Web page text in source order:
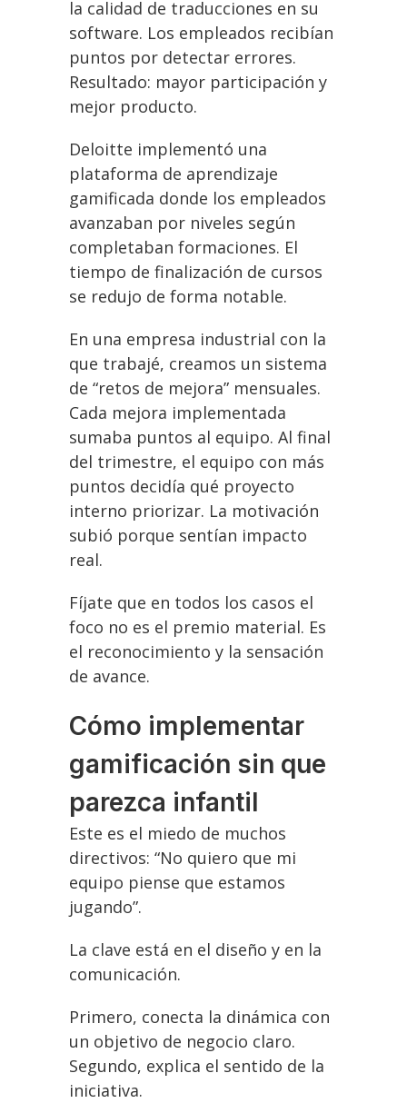
la calidad de traducciones en su
software. Los empleados recibían
puntos por detectar errores.
Resultado: mayor participación y
mejor producto.
Deloitte implementó una
plataforma de aprendizaje
gamificada donde los empleados
avanzaban por niveles según
completaban formaciones. El
tiempo de finalización de cursos
se redujo de forma notable.
En una empresa industrial con la
que trabajé, creamos un sistema
de “retos de mejora” mensuales.
Cada mejora implementada
sumaba puntos al equipo. Al final
del trimestre, el equipo con más
puntos decidía qué proyecto
interno priorizar. La motivación
subió porque sentían impacto
real.
Fíjate que en todos los casos el
foco no es el premio material. Es
el reconocimiento y la sensación
de avance.
Cómo implementar
gamificación sin que
parezca infantil
Este es el miedo de muchos
directivos: “No quiero que mi
equipo piense que estamos
jugando”.
La clave está en el diseño y en la
comunicación.
Primero, conecta la dinámica con
un objetivo de negocio claro.
Segundo, explica el sentido de la
iniciativa.